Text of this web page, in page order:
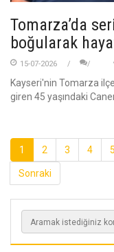
Tomarza’da
boğularak
15-07-2026
Kayseri'nin Tomarza
giren 45 yaşındaki
1 2 3 4 5
Sonraki